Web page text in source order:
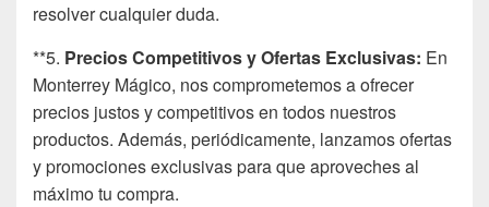
resolver cualquier duda.
**5. Precios Competitivos y Ofertas Exclusivas: En
Monterrey Mágico, nos comprometemos a ofrecer
precios justos y competitivos en todos nuestros
productos. Además, periódicamente, lanzamos ofertas
y promociones exclusivas para que aproveches al
máximo tu compra.